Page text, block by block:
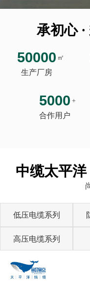
承初心
50000 ㎡
生产厂房
5000 +
合作用户
中缆太平
低压电缆系列
高压电缆系列